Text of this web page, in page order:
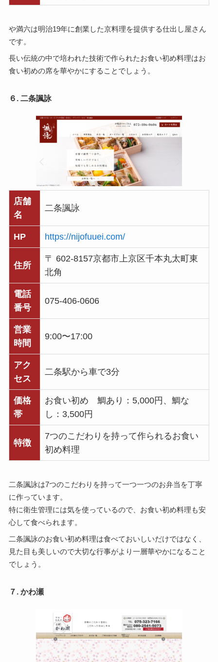
や満六は明治19年に創業した京料理を提供する仕出し屋さん
です。
長い伝統の中で培われた技術で作られたお食い初め料理はお
食い初めの席を華やかにすることでしょう。
６. 二条諷詠
店舗
名
二条諷詠
HP https://nijofuuei.com/
住所
〒 602-8157京都市上京区千本丸太町東
北角
電話
番号
075-406-0606
営業
時間
9:00〜17:00
アク
セス
二条駅から車で3分
価格
帯
お食い初め 鯛あり：5,000円、鯛な
し：3,500円
特徴
7つのこだわりを持って作られるお食い
初め料理
二条諷詠は7つのこだわりを持って一つ一つのお弁当を丁寧
に作っています。
特に衛生管理には気を使っているので、お食い初め料理も安
心して食べられます。
二条諷詠のお食い初め料理は食べておいしいだけではなく、
見た目も美しいので大切な行事がより一層華やかになること
でしょう。
７. かわ瀬